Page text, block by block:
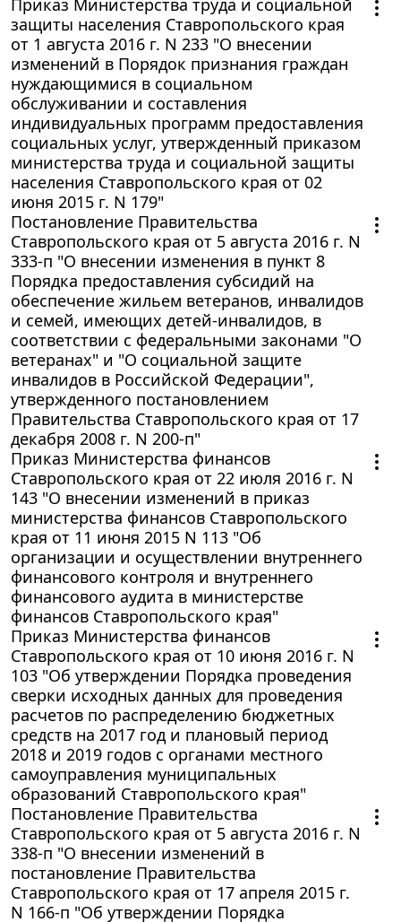
защиты населения Ставропольского края
от 1 августа 2016 г. N 233 "О внесении
изменений в Порядок признания граждан
нуждающимися в социальном
обслуживании и составления
индивидуальных программ предоставления
социальных услуг, утвержденный приказом
министерства труда и социальной защиты
населения Ставропольского края от 02
июня 2015 г. N 179"
Постановление Правительства
Ставропольского края от 5 августа 2016 г. N
333-п "О внесении изменения в пункт 8
Порядка предоставления субсидий на
обеспечение жильем ветеранов, инвалидов
и семей, имеющих детей-инвалидов, в
соответствии с федеральными законами "О
ветеранах" и "О социальной защите
инвалидов в Российской Федерации",
утвержденного постановлением
Правительства Ставропольского края от 17
декабря 2008 г. N 200-п"
Приказ Министерства финансов
Ставропольского края от 22 июля 2016 г. N
143 "О внесении изменений в приказ
министерства финансов Ставропольского
края от 11 июня 2015 N 113 "Об
организации и осуществлении внутреннего
финансового контроля и внутреннего
финансового аудита в министерстве
финансов Ставропольского края"
Приказ Министерства финансов
Ставропольского края от 10 июня 2016 г. N
103 "Об утверждении Порядка проведения
сверки исходных данных для проведения
расчетов по распределению бюджетных
средств на 2017 год и плановый период
2018 и 2019 годов с органами местного
самоуправления муниципальных
образований Ставропольского края"
Постановление Правительства
Ставропольского края от 5 августа 2016 г. N
338-п "О внесении изменений в
постановление Правительства
Ставропольского края от 17 апреля 2015 г.
N 166-п "Об утверждении Порядка